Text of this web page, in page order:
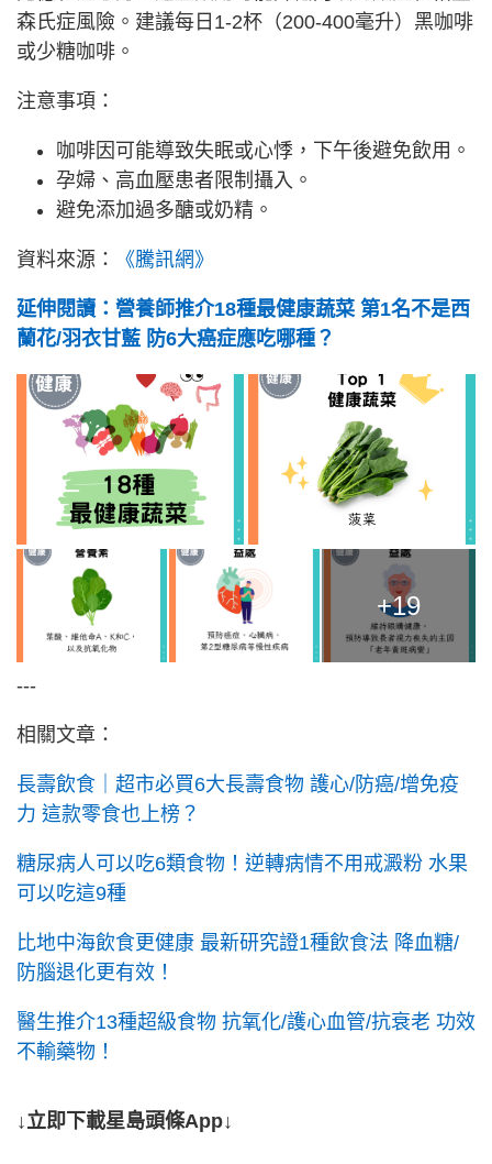
森氏症風險。建議每日1-2杯（200-400毫升）黑咖啡
或少糖咖啡。
注意事項：
咖啡因可能導致失眠或心悸，下午後避免飲用。
孕婦、高血壓患者限制攝入。
避免添加過多醣或奶精。
資料來源： 《騰訊網》
延伸閱讀： 營養師推介18種最健康蔬菜 第1名不是西
蘭花/羽衣甘藍 防6大癌症應吃哪種？
+19
---
相關文章：
長壽飲食｜超市必買6大長壽食物 護心/防癌/增免疫
力 這款零食也上榜？
糖尿病人可以吃6類食物！逆轉病情不用戒澱粉 水果
可以吃這9種
比地中海飲食更健康 最新研究證1種飲食法 降血糖/
防腦退化更有效！
醫生推介13種超級食物 抗氧化/護心血管/抗衰老 功效
不輸藥物！
↓立即下載星島頭條App↓